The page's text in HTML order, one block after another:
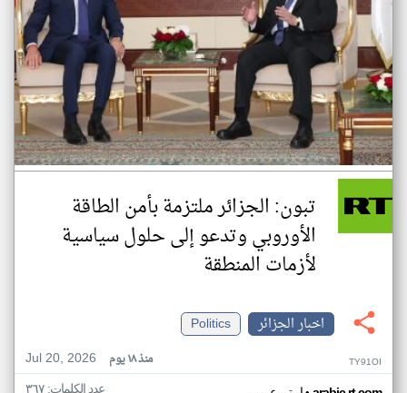
تبون: الجزائر ملتزمة بأمن الطاقة
الأوروبي وتدعو إلى حلول سياسية
لأزمات المنطقة
اخبار الجزائر
Politics
Jul 20, 2026
منذ ١٨ يوم TY91OI
عدد الكلمات: ٣٦٧